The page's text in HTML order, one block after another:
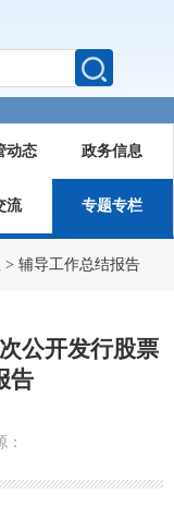
动态 政务信息
流 专题专栏
> 辅导工作总结报告
公开发行股票
告